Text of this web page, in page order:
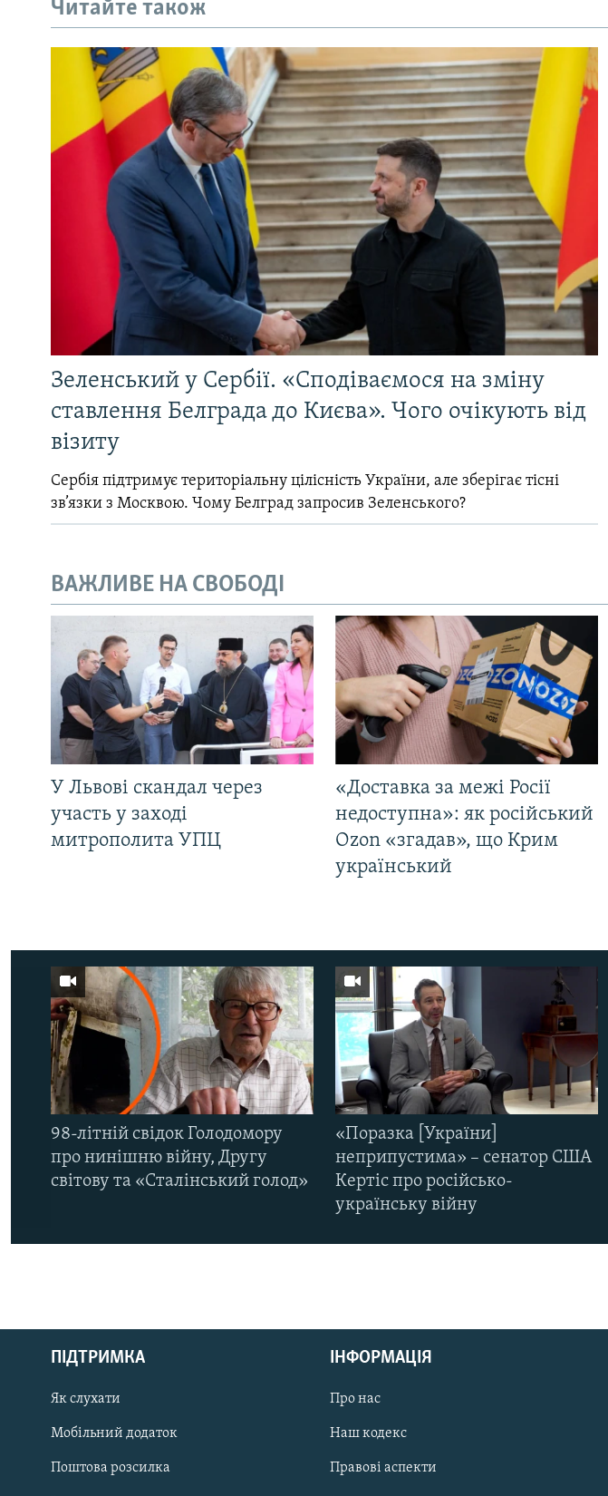
РУС
ДОЛУЧАЙСЯ!
Читайте також
Зеленський у Сербії. «Сподіваємося на зміну
ставлення Белграда до Києва». Чого очікують від
візиту
Сербія підтримує територіальну цілісність України, але зберігає тісні
зв’язки з Москвою. Чому Белград запросив Зеленського?
ВАЖЛИВЕ НА СВОБОДІ
У Львові скандал через
участь у заході
митрополита УПЦ
«Доставка за межі Росії
недоступна»: як російський
Ozon «згадав», що Крим
український
98-літній свідок Голодомору
про нинішню війну, Другу
світову та «Сталінський голод»
«Поразка [України]
неприпустима» – сенатор США
Кертіс про російсько-
українську війну
ПІДТРИМКА
Як слухати
Мобільний додаток
Поштова розсилка
ІНФОРМАЦІЯ
Про нас
Наш кодекс
Правові аспекти